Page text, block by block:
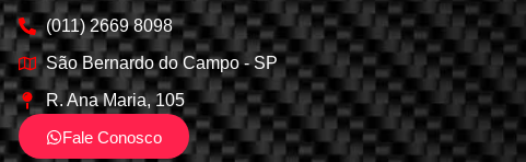
(011) 2669 8098
São Bernardo do Campo - SP
R. Ana Maria, 105
Fale Conosco